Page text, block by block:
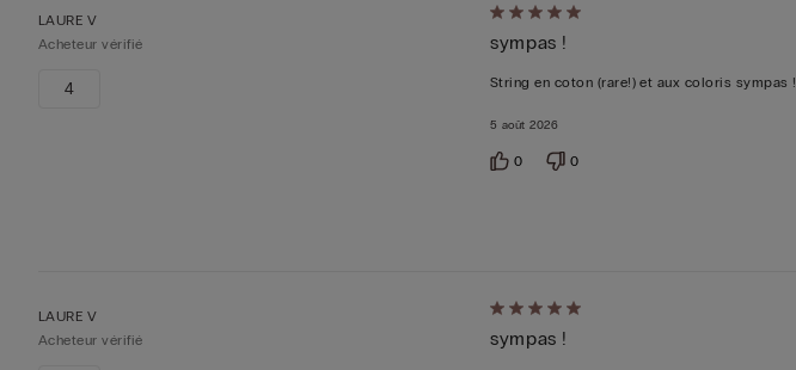
LAURE V
Acheteur vérifié
4
Évalué
5sur 5
sympas !
String en coton (rare!) et aux coloris sympas !
5 août 2026
0 0
LAURE V
Acheteur vérifié
Évalué
5sur 5
sympas !